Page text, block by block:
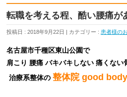
転職を考える程、酷い腰痛が
投稿日 : 2018年9月22日 | カテゴリー : 患者様の
名古屋市千種区東山公園で
肩こり 腰痛 バキバキしない痛くない
治療系整体の 整体院 good